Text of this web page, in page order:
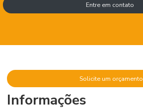
Entre em contato
Solicite um orçamento
Informações